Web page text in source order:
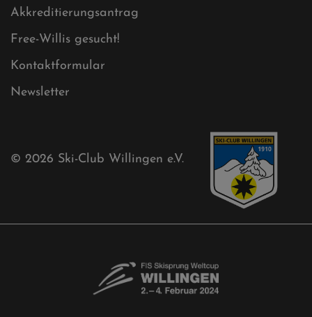
Akkreditierungsantrag
Free-Willis gesucht!
Kontaktformular
Newsletter
© 2026 Ski-Club Willingen e.V.